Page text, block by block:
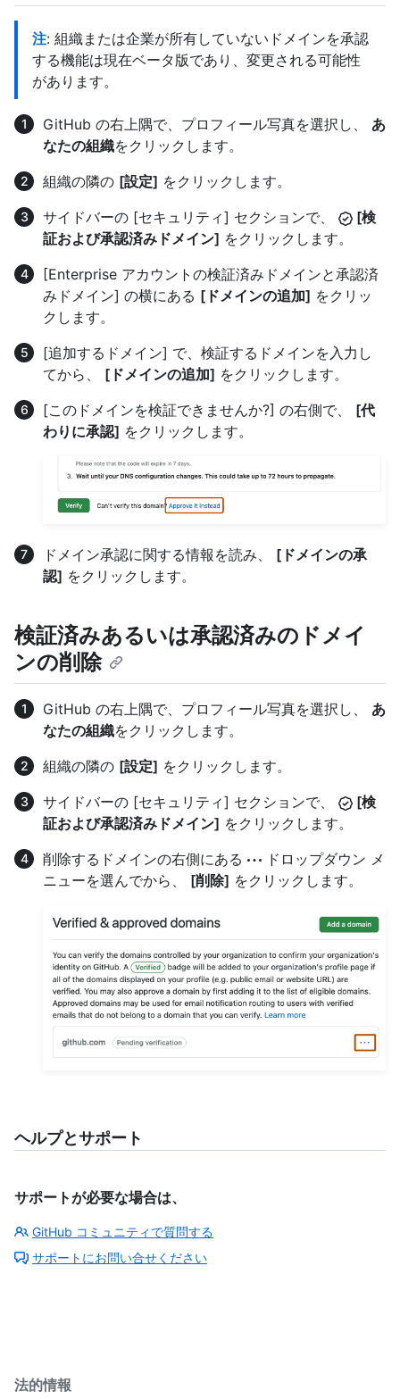
注: 組織または企業が所有していないドメインを承認
する機能は現在ベータ版であり、変更される可能性
があります。
GitHub の右上隅で、プロフィール写真を選択し、 あ
なたの組織をクリックします。
組織の隣の [設定] をクリックします。
サイドバーの [セキュリティ] セクションで、
[検
証および承認済みドメイン] をクリックします。
[Enterprise アカウントの検証済みドメインと承認済
みドメイン] の横にある [ドメインの追加] をクリッ
クします。
[追加するドメイン] で、検証するドメインを入力し
てから、 [ドメインの追加] をクリックします。
[このドメインを検証できませんか?] の右側で、 [代
わりに承認] をクリックします。
ドメイン承認に関する情報を読み、 [ドメインの承
認] をクリックします。
検証済みあるいは承認済みのドメイ
ンの削除
GitHub の右上隅で、プロフィール写真を選択し、 あ
なたの組織をクリックします。
組織の隣の [設定] をクリックします。
サイドバーの [セキュリティ] セクションで、
[検
証および承認済みドメイン] をクリックします。
削除するドメインの右側にある
ドロップダウン メ
ニューを選んでから、 [削除] をクリックします。
ヘルプとサポート
サポートが必要な場合は、
GitHub コミュニティで質問する
サポートにお問い合せください
法的情報